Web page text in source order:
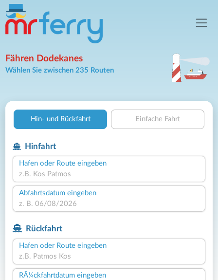
Fähren Dodekanes
Wählen Sie zwischen 235 Routen
Hin- und Rückfahrt Einfache Fahrt
Hinfahrt
Hafen oder Route eingeben
Abfahrtsdatum eingeben
Rückfahrt
Hafen oder Route eingeben
RÃ¼ckfahrtdatum eingeben